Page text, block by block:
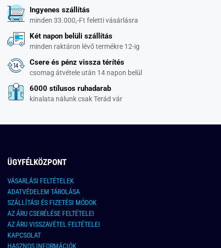
Ingyenes szállítás
minden 33.000,-Ft feletti vásárlásra
Két napon belüli szállítás
minden raktáron lévő termékre 12-ig
Csere és pénz vissza térítés
csomag átvétele után 14 napon belül
6000 stílusos ruhadarab
kínalata nálunk csak Terád vár
ÜGYFÉLKÖZPONT
VÁSARLÁSI FELTÉTELEK
ADATVÉDELEM TÁROLÁSA
SZÁLLÍTÁSI ÉS FIZETÉSI MÓDOK
AZ ÁRU CSERÉLÉSE FELTÉTELEI
AZ ÁRU VISSZAVÉTEL FELTÉTELEI
KAPCSOLAT
HASZNOS INFORMÁCIÓK